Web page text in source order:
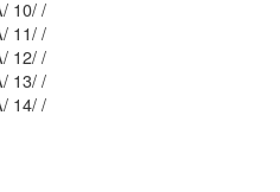
Mblu: R13/ A/ 10/ /
Mblu: R13/ A/ 11/ /
Mblu: R13/ A/ 12/ /
Mblu: R13/ A/ 13/ /
Mblu: R13/ A/ 14/ /